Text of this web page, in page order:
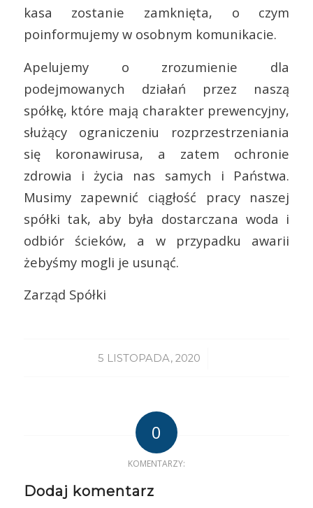
kasa zostanie zamknięta, o czym
poinformujemy w osobnym komunikacie.
Apelujemy o zrozumienie dla
podejmowanych działań przez naszą
spółkę, które mają charakter prewencyjny,
służący ograniczeniu rozprzestrzeniania
się koronawirusa, a zatem ochronie
zdrowia i życia nas samych i Państwa.
Musimy zapewnić ciągłość pracy naszej
spółki tak, aby była dostarczana woda i
odbiór ścieków, a w przypadku awarii
żebyśmy mogli je usunąć.
Zarząd Spółki
5 LISTOPADA, 2020
/
0
KOMENTARZY:
Dodaj komentarz